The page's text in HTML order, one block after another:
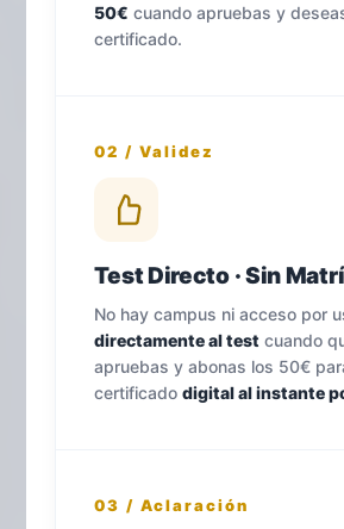
50€ cuando apruebas y
certificado.
02 / Validez
Test Directo · Sin
No hay campus ni acceso por
directamente al test cuando
apruebas y abonas los 50€
certificadodigital al instante
03 / Aclaración